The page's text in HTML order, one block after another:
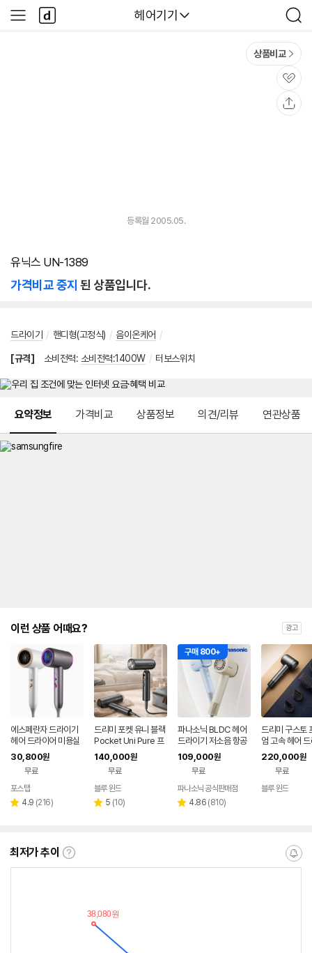
다나와
헤어기기
검
색
사
이
다
나
와
상품비교
관
심
등록월 2005.05.
유닉스 UN-1389
가격비교 중지 된 상품입니다.
드라이기 / 핸디형(고정식) / 음이온케어 /
[규격] 소비전력: 소비전력:1400W / 터보스위치
요약정보 가격비교 상품정보 의견/리뷰 연관상품
이런 상품 어때요? 광고
에스페란자 드라이기
헤어 드라이어 미용실
그레이 2400W
30,800원
무료
페이
포스탭
별 4.9 리
(216)
드리미 포켓 유니 블랙
Pocket Uni Pure 프
리볼트 여행 접이식 10
0-240V
140,000원
무료
블루 윈드
별 5 리
(10)
구매 800+
파나소닉 BLDC 헤어
드라이기 저소음 항공
모터 초경량 음이온 정
전기 미니 EH-NE6M
109,000원
무료
파나소닉 공식판매점
별 4.86 리
(810)
드리미 구스토
엄 고속 헤어
그레이
220,000원
무료
블루 윈드
최저가 추이
최
알